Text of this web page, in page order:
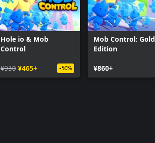
Hole io & Mob
Control
¥930 ¥465+ -50%
Mob Control: Gold
Edition
¥860+